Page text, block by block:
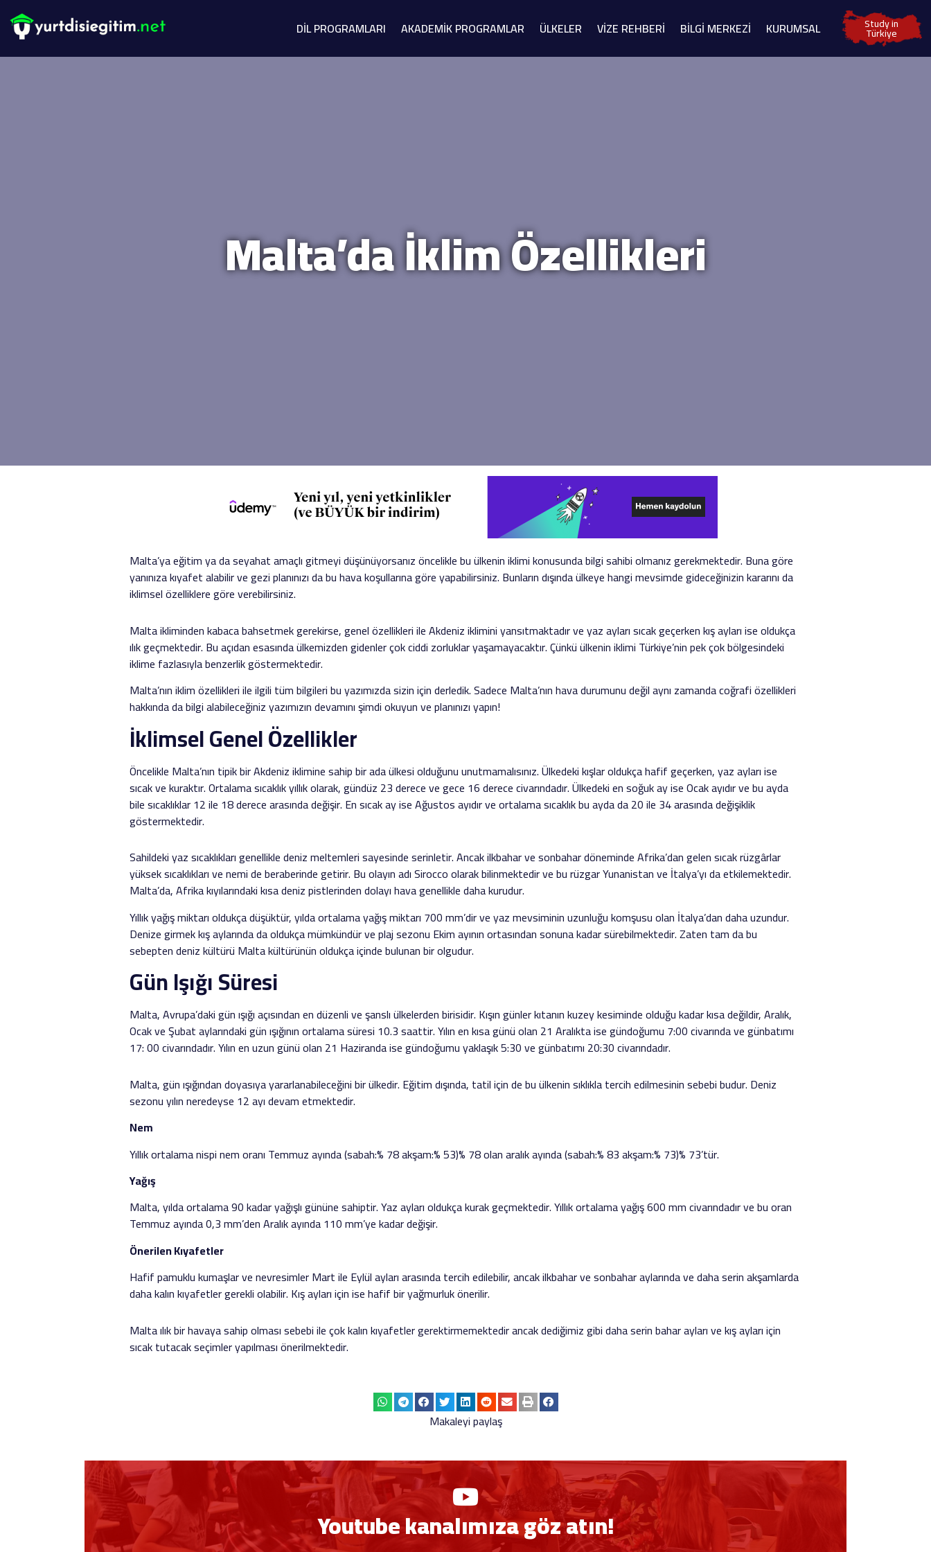
DİL PROGRAMLARI AKADEMİK PROGRAMLAR ÜLKELER VİZE REHBERİ BİLGİ MERKEZİ KURUMSAL Study in
Türkiye
Malta’da İklim Özellikleri
Malta’ya eğitim ya da seyahat amaçlı gitmeyi düşünüyorsanız öncelikle bu ülkenin iklimi konusunda bilgi sahibi olmanız gerekmektedir. Buna göre
yanınıza kıyafet alabilir ve gezi planınızı da bu hava koşullarına göre yapabilirsiniz. Bunların dışında ülkeye hangi mevsimde gideceğinizin kararını da
iklimsel özelliklere göre verebilirsiniz.
Malta ikliminden kabaca bahsetmek gerekirse, genel özellikleri ile Akdeniz iklimini yansıtmaktadır ve yaz ayları sıcak geçerken kış ayları ise oldukça
ılık geçmektedir. Bu açıdan esasında ülkemizden gidenler çok ciddi zorluklar yaşamayacaktır. Çünkü ülkenin iklimi Türkiye’nin pek çok bölgesindeki
iklime fazlasıyla benzerlik göstermektedir.
Malta’nın iklim özellikleri ile ilgili tüm bilgileri bu yazımızda sizin için derledik. Sadece Malta’nın hava durumunu değil aynı zamanda coğrafi özellikleri
hakkında da bilgi alabileceğiniz yazımızın devamını şimdi okuyun ve planınızı yapın!
İklimsel Genel Özellikler
Öncelikle Malta’nın tipik bir Akdeniz iklimine sahip bir ada ülkesi olduğunu unutmamalısınız. Ülkedeki kışlar oldukça hafif geçerken, yaz ayları ise
sıcak ve kuraktır. Ortalama sıcaklık yıllık olarak, gündüz 23 derece ve gece 16 derece civarındadır. Ülkedeki en soğuk ay ise Ocak ayıdır ve bu ayda
bile sıcaklıklar 12 ile 18 derece arasında değişir. En sıcak ay ise Ağustos ayıdır ve ortalama sıcaklık bu ayda da 20 ile 34 arasında değişiklik
göstermektedir.
Sahildeki yaz sıcaklıkları genellikle deniz meltemleri sayesinde serinletir. Ancak ilkbahar ve sonbahar döneminde Afrika’dan gelen sıcak rüzgârlar
yüksek sıcaklıkları ve nemi de beraberinde getirir. Bu olayın adı Sirocco olarak bilinmektedir ve bu rüzgar Yunanistan ve İtalya’yı da etkilemektedir.
Malta’da, Afrika kıyılarındaki kısa deniz pistlerinden dolayı hava genellikle daha kurudur.
Yıllık yağış miktarı oldukça düşüktür, yılda ortalama yağış miktarı 700 mm’dir ve yaz mevsiminin uzunluğu komşusu olan İtalya’dan daha uzundur.
Denize girmek kış aylarında da oldukça mümkündür ve plaj sezonu Ekim ayının ortasından sonuna kadar sürebilmektedir. Zaten tam da bu
sebepten deniz kültürü Malta kültürünün oldukça içinde bulunan bir olgudur.
Gün Işığı Süresi
Malta, Avrupa’daki gün ışığı açısından en düzenli ve şanslı ülkelerden birisidir. Kışın günler kıtanın kuzey kesiminde olduğu kadar kısa değildir, Aralık,
Ocak ve Şubat aylarındaki gün ışığının ortalama süresi 10.3 saattir. Yılın en kısa günü olan 21 Aralıkta ise gündoğumu 7:00 civarında ve günbatımı
17: 00 civarındadır. Yılın en uzun günü olan 21 Haziranda ise gündoğumu yaklaşık 5:30 ve günbatımı 20:30 civarındadır.
Malta, gün ışığından doyasıya yararlanabileceğini bir ülkedir. Eğitim dışında, tatil için de bu ülkenin sıklıkla tercih edilmesinin sebebi budur. Deniz
sezonu yılın neredeyse 12 ayı devam etmektedir.
Nem
Yıllık ortalama nispi nem oranı Temmuz ayında (sabah:% 78 akşam:% 53)% 78 olan aralık ayında (sabah:% 83 akşam:% 73)% 73’tür.
Yağış
Malta, yılda ortalama 90 kadar yağışlı gününe sahiptir. Yaz ayları oldukça kurak geçmektedir. Yıllık ortalama yağış 600 mm civarındadır ve bu oran
Temmuz ayında 0,3 mm’den Aralık ayında 110 mm’ye kadar değişir.
Önerilen Kıyafetler
Hafif pamuklu kumaşlar ve nevresimler Mart ile Eylül ayları arasında tercih edilebilir, ancak ilkbahar ve sonbahar aylarında ve daha serin akşamlarda
daha kalın kıyafetler gerekli olabilir. Kış ayları için ise hafif bir yağmurluk önerilir.
Malta ılık bir havaya sahip olması sebebi ile çok kalın kıyafetler gerektirmemektedir ancak dediğimiz gibi daha serin bahar ayları ve kış ayları için
sıcak tutacak seçimler yapılması önerilmektedir.
Makaleyi paylaş
Youtube kanalımıza göz atın!